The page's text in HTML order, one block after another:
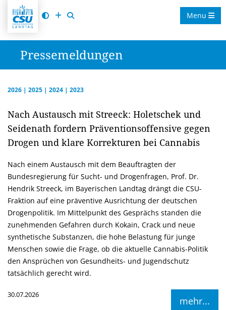
Menu
Pressemeldungen
2026 | 2025 | 2024 | 2023
Nach Austausch mit Streeck: Holetschek und
Seidenath fordern Präventionsoffensive gegen
Drogen und klare Korrekturen bei Cannabis
Nach einem Austausch mit dem Beauftragten der
Bundesregierung für Sucht- und Drogenfragen, Prof. Dr.
Hendrik Streeck, im Bayerischen Landtag drängt die CSU-
Fraktion auf eine präventive Ausrichtung der deutschen
Drogenpolitik. Im Mittelpunkt des Gesprächs standen die
zunehmenden Gefahren durch Kokain, Crack und neue
synthetische Substanzen, die hohe Belastung für junge
Menschen sowie die Frage, ob die aktuelle Cannabis-Politik
den Ansprüchen von Gesundheits- und Jugendschutz
tatsächlich gerecht wird.
30.07.2026
mehr...